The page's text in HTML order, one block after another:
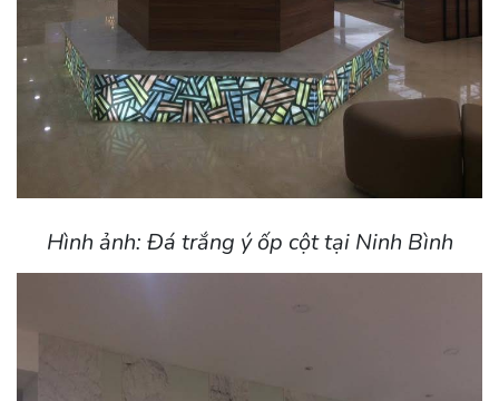
Hình ảnh: Đá trắng ý ốp cột tại Ninh Bình